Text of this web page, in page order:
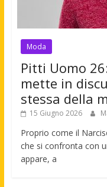
Moda
Pitti Uomo
mette in
stessa della
15 Giugno 2026
Proprio come il
che si confronta con
appare, a